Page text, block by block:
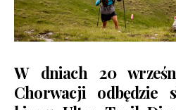
W dniach 20
Chorwacji odbędzie